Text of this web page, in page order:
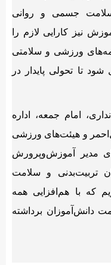
سلامت جسمی و روانی
نیز کارایی لازم را
ورزشی و سلامتی
تا تحولی پایدار در
امام جمعه، اداره
و هیئت‌های ورزشی
مدیر آموزش‌وپرورش
تربیت‌بدنی و سلامت
که با هم‌افزایی همه
دانش‌آموزان برداشته